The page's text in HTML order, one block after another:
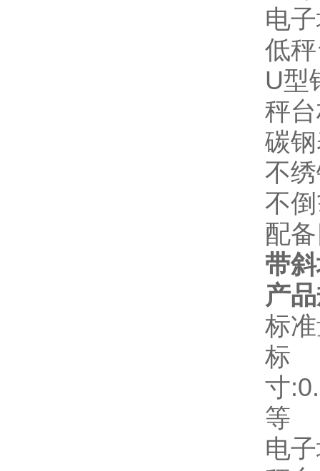
电
低
U型
秤
碳
不
不
配
带
产
标
寸
等
电